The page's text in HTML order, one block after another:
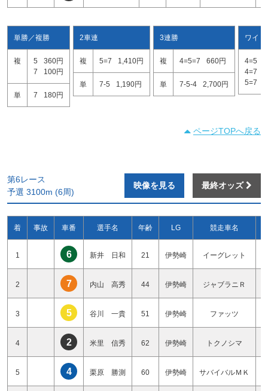
単勝／複勝
複 5
360円
7
100円
単 7 180円
2車連
複 5=7 1,410円
単 7-5 1,190円
3連勝
複 4=5=7 660円
単 7-5-4 2,700円
ワイド
4=5
4=7
5=7
ページTOPへ戻る
第6レース
予選 3100m (6周)
映像を見る 最終オッズ
着 事故 車番 選手名 年齢 LG 競走車名
1 6 新井 日和 21 伊勢崎 イーグレット
2 7 内山 高秀 44 伊勢崎 ジャブラニＲ
3 5 谷川 一貴 51 伊勢崎 ファッツ
4 2 米里 信秀 62 伊勢崎 トクノシマ
5 4 栗原 勝測 60 伊勢崎 サバイバルＭＫ